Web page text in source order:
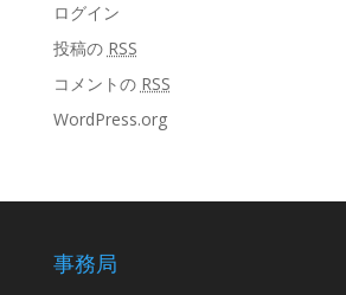
ログイン
投稿の RSS
コメントの RSS
WordPress.org
事務局